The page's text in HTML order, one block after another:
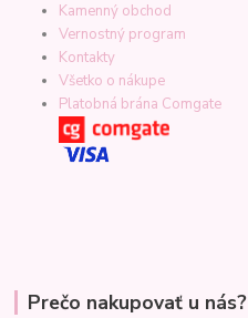
Kamenný obchod
Vernostný program
Kontakty
Všetko o nákupe
Platobná brána Comgate
Prečo nakupovať u nás?